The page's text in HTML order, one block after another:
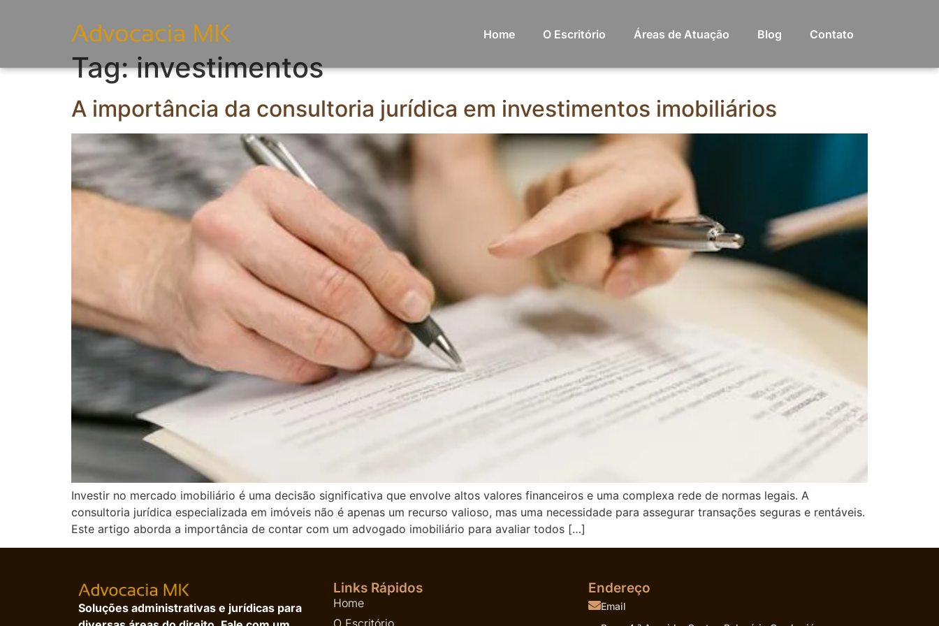
Home O Escritório Áreas de Atuação Blog Contato
Tag:investimentos
A importância da consultoria jurídica em investimentos imobiliários
Investir no mercado imobiliário é uma decisão significativa que envolve altos valores financeiros e uma complexa rede de normas legais. A
consultoria jurídica especializada em imóveis não é apenas um recurso valioso, mas uma necessidade para assegurar transações seguras e rentáveis.
Este artigo aborda a importância de contar com um advogado imobiliário para avaliar todos […]
Soluções administrativas e jurídicas para
Links Rápidos
Home
O Escritório
Endereço
Email